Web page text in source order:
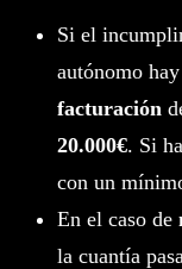
Si el
autónomo
facturación
20.000€. Si
con un
En el caso de
la cuantía